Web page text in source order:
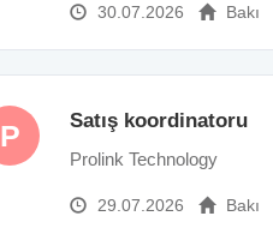
30.07.2026 Bakı
P Satış koordinatoru
Prolink Technology
29.07.2026 Bakı